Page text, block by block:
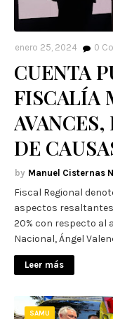
enero 25, 2024 0
CUENTA
FISCALÍA
DE
Manuel Cisternas
Fiscal Regional
aspectos
20% con respecto al
Nacional, Ángel
Leer más
SAMU